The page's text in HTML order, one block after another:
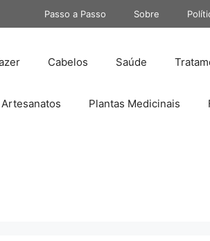
Passo a Passo Sobre
Cabelos Saúde
Artesanatos Plantas Medicinais